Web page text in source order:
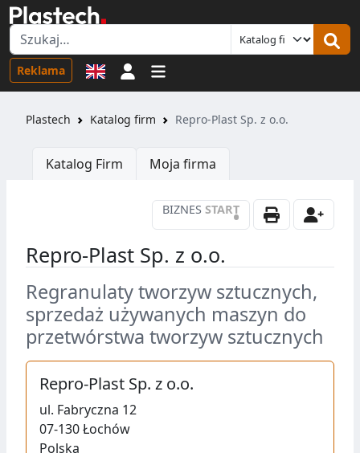
Reklama Logowanie
Plastech Katalog firm Repro-Plast Sp. z o.o.
Katalog Firm Moja firma
BIZNES START
•
Repro-Plast Sp. z o.o.
Regranulaty tworzyw sztucznych,
sprzedaż używanych maszyn do
przetwórstwa tworzyw sztucznych
Repro-Plast Sp. z o.o.
ul. Fabryczna 12
07-130Łochów
Polska